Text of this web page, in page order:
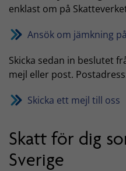
enklast om på
Ansök om jämkning
Skicka sedan in beslutet
mejl eller post.
Skicka ett mejl till oss
Skatt för dig
Sverige